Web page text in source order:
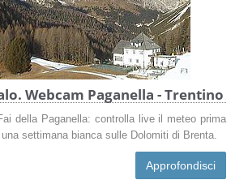
Webcam Paganella - Trentino
della Paganella: controlla live il meteo prima
settimana bianca sulle Dolomiti di Brenta.
Approfondisci